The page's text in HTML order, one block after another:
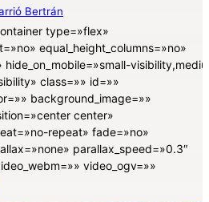
Bertrán
type=»flex»
equal_height_columns=»no»
hide_on_mobile=»small-
class=»» id=»»
background_image=»»
center»
repeat» fade=»no»
parallax_speed=»0.3″
video_ogv=»»